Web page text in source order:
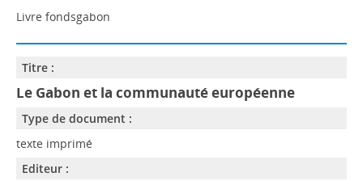
Livre fondsgabon
Titre :
Le Gabon et la communauté européenne
Type de document :
texte imprimé
Editeur :